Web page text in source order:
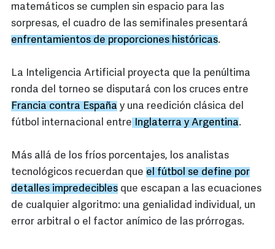
matemáticos se cumplen sin espacio para las
sorpresas, el cuadro de las semifinales presentará
enfrentamientos de proporciones históricas.
La Inteligencia Artificial proyecta que la penúltima
ronda del torneo se disputará con los cruces entre
Francia contra España y una reedición clásica del
fútbol internacional entre Inglaterra y Argentina.
Más allá de los fríos porcentajes, los analistas
tecnológicos recuerdan que el fútbol se define por
detalles impredecibles que escapan a las ecuaciones
de cualquier algoritmo: una genialidad individual, un
error arbitral o el factor anímico de las prórrogas.